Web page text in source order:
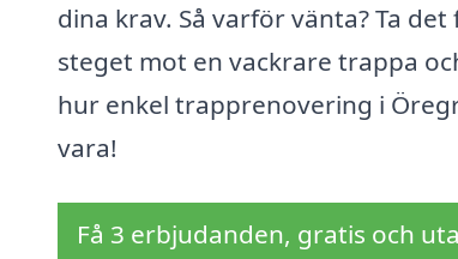
dina krav. Så varför vänta? Ta det
steget mot en vackrare trappa
hur enkel trapprenovering i
vara!
Få 3 erbjudanden, gratis och